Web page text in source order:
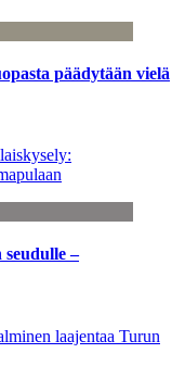
päädytään vielä
–
laajentaa Turun